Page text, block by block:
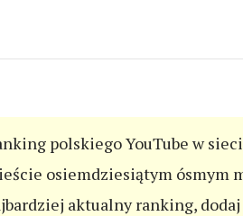
polskiego YouTube w
osiemdziesiątym ósmym
aktualny ranking, dodaj